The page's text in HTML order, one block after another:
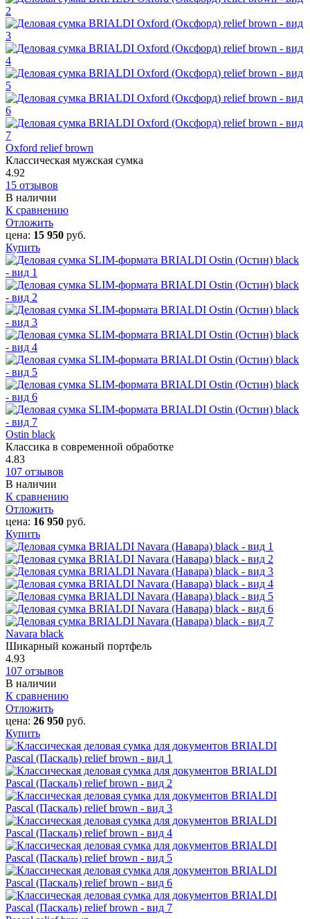
Oxford‎ relief brown
Классическая мужская сумка
4.92
15 отзывов
В наличии
К сравнению
Отложить
цена: 15 950 руб.
Купить
Ostin black
Классика в современной обработке
4.83
107 отзывов
В наличии
К сравнению
Отложить
цена: 16 950 руб.
Купить
Navara black
Шикарный кожаный портфель
4.93
107 отзывов
В наличии
К сравнению
Отложить
цена: 26 950 руб.
Купить